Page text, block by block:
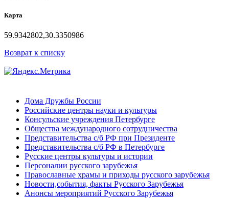
Карта
59.9342802,30.3350986
Возврат к списку
Дома Дружбы России
Российские центры науки и культуры
Консульские учреждения Петербурге
Общества международного сотрудничества
Представительства с/б РФ при Президенте
Представительства с/б РФ в Петербурге
Русские центры культуры и истории
Персоналии русского зарубежья
Православные храмы и приходы русского зарубежья
Новости,события, факты Русского Зарубежья
Анонсы мероприятий Русского Зарубежья